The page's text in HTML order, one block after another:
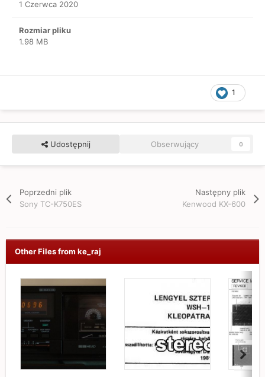
1 Czerwca 2020
Rozmiar pliku
1.98 MB
1
Udostępnij Obserwujący 0
Poprzedni plik
Sony TC-K750ES
Następny plik
Kenwood KX-600
Other Files from ke_raj